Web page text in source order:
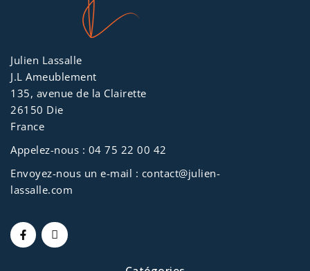
Julien Lassalle
J.L Ameublement
135, avenue de la Clairette
26150 Die
France
Appelez-nous : 04 75 22 00 42
Envoyez-nous un e-mail : contact@julien-
lassalle.com